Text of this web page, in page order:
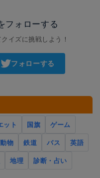
フォローする
イズに挑戦しよう！
フォローする
ット 国旗
ゲーム
動物 鉄道 バス
英語
地理 診断・占い